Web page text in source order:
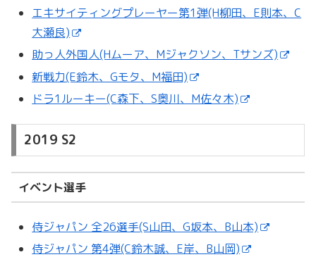
エキサイティングプレーヤー第1弾(H柳田、E則本、C
大瀬良)
助っ人外国人(Hムーア、Mジャクソン、Tサンズ)
新戦力(E鈴木、Gモタ、M福田)
ドラ1ルーキー(C森下、S奥川、M佐々木)
2019 S2
イベント選手
侍ジャパン 全26選手(S山田、G坂本、B山本)
侍ジャパン 第4弾(C鈴木誠、E岸、B山岡)